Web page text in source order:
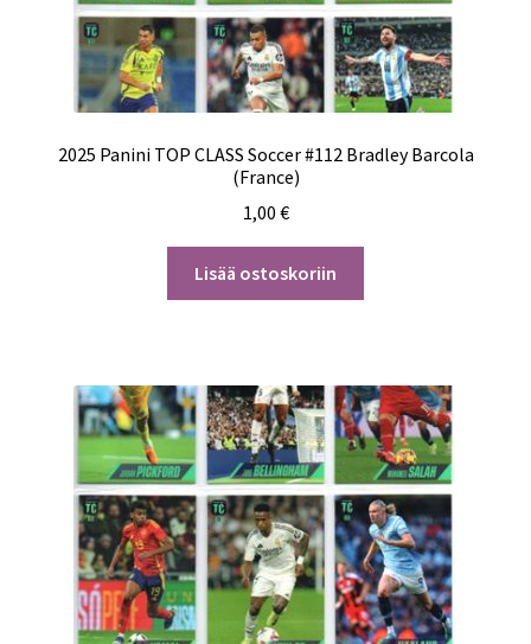
2025 Panini TOP CLASS Soccer #112 Bradley Barcola
(France)
1,00 €
Lisää ostoskoriin